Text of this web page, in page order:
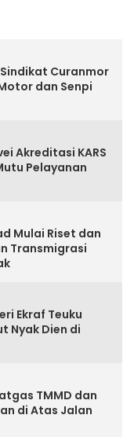
Curanmor
dan Senpi
Akreditasi KARS
Pelayanan
Mulai Riset dan
Transmigrasi
Ekraf Teuku
Nyak Dien di
TMMD dan
di Atas Jalan